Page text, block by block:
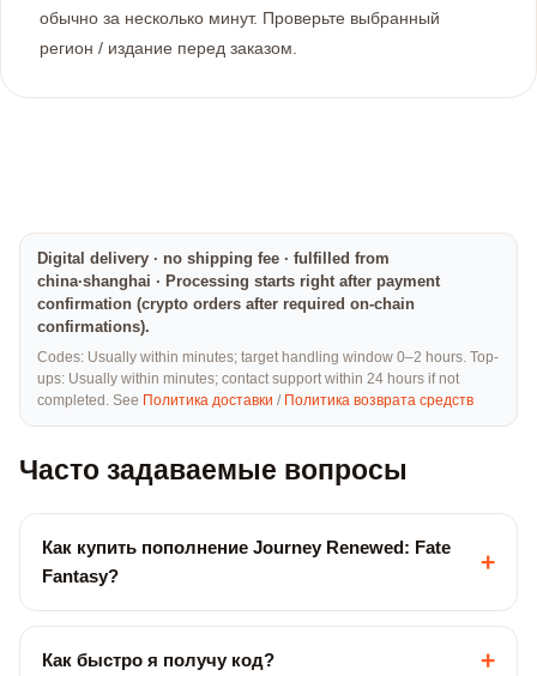
обычно за несколько минут. Проверьте выбранный
регион / издание перед заказом.
Digital delivery · no shipping fee · fulfilled from
china·shanghai · Processing starts right after payment
confirmation (crypto orders after required on-chain
confirmations).
Codes: Usually within minutes; target handling window 0–2 hours. Top-
ups: Usually within minutes; contact support within 24 hours if not
completed. See Политика доставки / Политика возврата средств
Часто задаваемые вопросы
Как купить пополнение Journey Renewed: Fate
Fantasy?
+
Как быстро я получу код? +